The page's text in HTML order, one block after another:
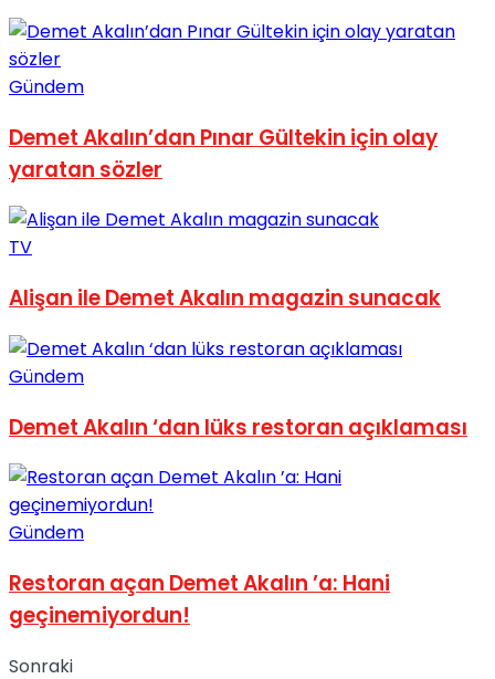
No Result
Gündem
Demet Akalın’dan Pınar Gültekin için olay
yaratan sözler
TV
Alişan ile Demet Akalın magazin sunacak
Gündem
Demet Akalın ‘dan lüks restoran açıklaması
Gündem
Restoran açan Demet Akalın ’a: Hani
geçinemiyordun!
Sonraki